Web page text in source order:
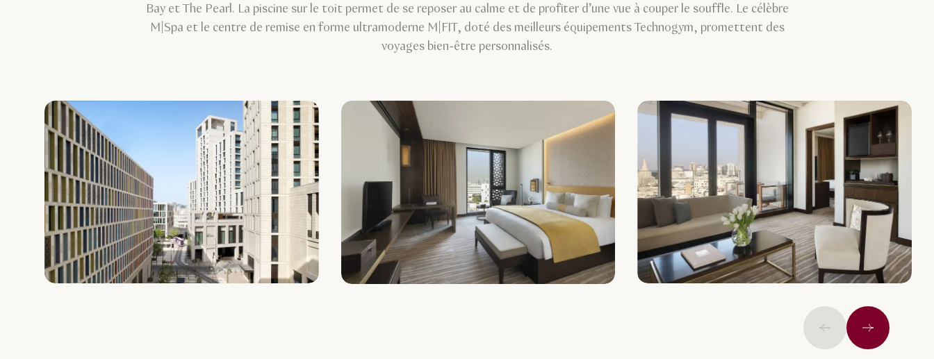
Bay et The Pearl. La piscine sur le toit permet de se reposer au calme et de profiter d’une vue à couper le souffle. Le célèbre
M|Spa et le centre de remise en forme ultramoderne M|FIT, doté des meilleurs équipements Technogym, promettent des
voyages bien-être personnalisés.
PrécédentSuivant